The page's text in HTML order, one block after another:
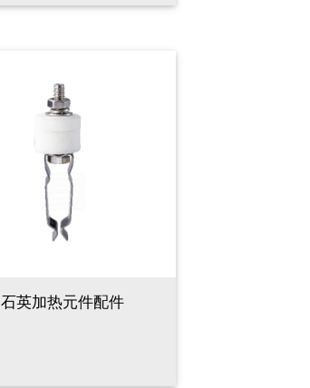
石英加热元件配件